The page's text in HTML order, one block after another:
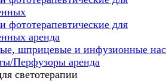
фототерапевтические для
аренда
шприцевые и инфузионные
Перфузоры аренда
светотерапии